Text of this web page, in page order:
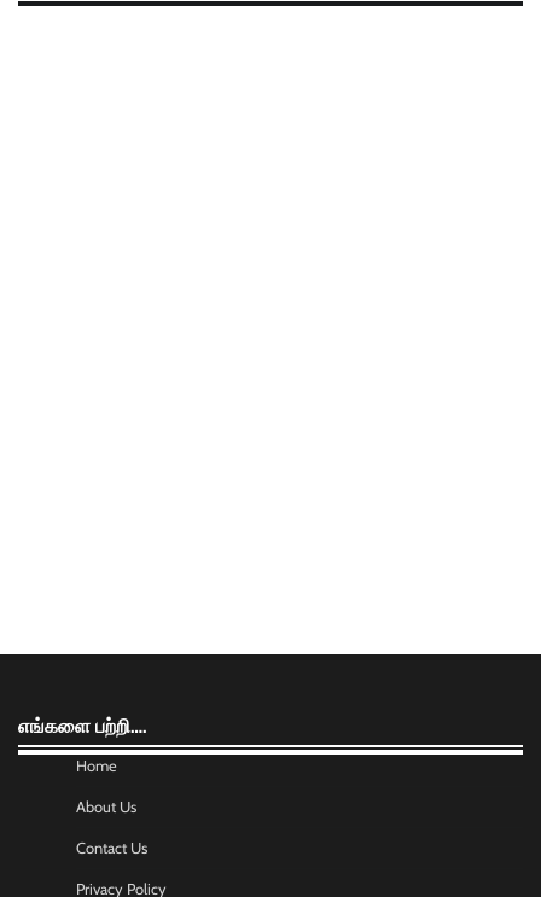
எங்களை பற்றி….
Home
About Us
Contact Us
Privacy Policy